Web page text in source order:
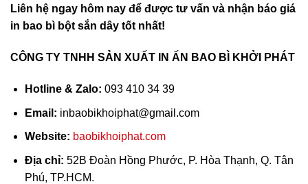
Liên hệ ngay hôm nay để được tư vấn và nhận báo giá
in bao bì bột sắn dây tốt nhất!
CÔNG TY TNHH SẢN XUẤT IN ẤN BAO BÌ KHỞI PHÁT
Hotline & Zalo: 093 410 34 39
Email: inbaobikhoiphat@gmail.com
Website: baobikhoiphat.com
Địa chỉ: 52B Đoàn Hồng Phước, P. Hòa Thạnh, Q. Tân
Phú, TP.HCM.